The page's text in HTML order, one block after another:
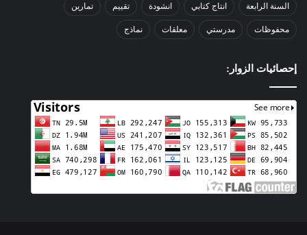
السنة الرابعة انتاج كتابي انشودة تقييم تمارين
محفوظات مدرستي معلقات نماذج
إحصائيات الزوار: